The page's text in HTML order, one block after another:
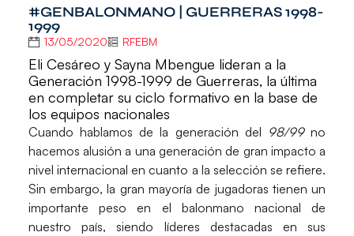
#GENBALONMANO | GUERRERAS 1998-
1999
13/05/2020 RFEBM
Eli Cesáreo y Sayna Mbengue lideran a la
Generación 1998-1999 de Guerreras, la última
en completar su ciclo formativo en la base de
los equipos nacionales
Cuando hablamos de la generación del 98/99no
hacemos alusión a una generación de gran impacto a
nivel internacional en cuanto a la selección se refiere.
Sin embargo, la gran mayoría de jugadoras tienen un
importante peso en el balonmano nacionalde
nuestro país, siendo líderes destacadas en sus